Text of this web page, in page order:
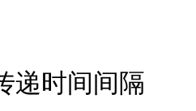
时间间隔